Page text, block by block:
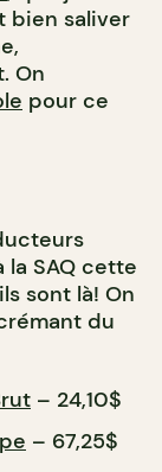
bien saliver
On
pour ce
SAQ cette
sont là! On
du
– 24,10$
– 67,25$